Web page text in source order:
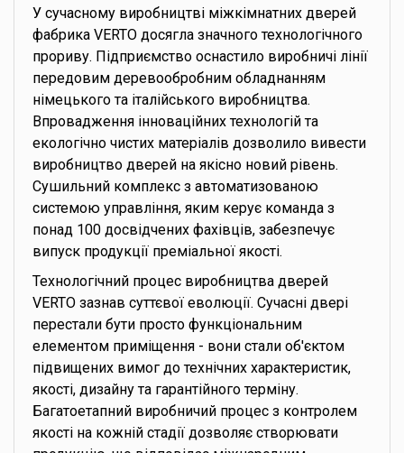
У сучасному виробництві міжкімнатних дверей
фабрика VERTO досягла значного технологічного
прориву. Підприємство оснастило виробничі лінії
передовим деревообробним обладнанням
німецького та італійського виробництва.
Впровадження інноваційних технологій та
екологічно чистих матеріалів дозволило вивести
виробництво дверей на якісно новий рівень.
Сушильний комплекс з автоматизованою
системою управління, яким керує команда з
понад 100 досвідчених фахівців, забезпечує
випуск продукції преміальної якості.
Технологічний процес виробництва дверей
VERTO зазнав суттєвої еволюції. Сучасні двері
перестали бути просто функціональним
елементом приміщення - вони стали об'єктом
підвищених вимог до технічних характеристик,
якості, дизайну та гарантійного терміну.
Багатоетапний виробничий процес з контролем
якості на кожній стадії дозволяє створювати